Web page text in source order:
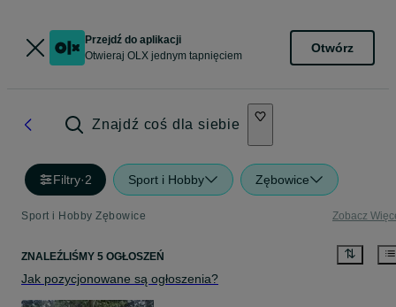
Przejdź do aplikacji
Otwieraj OLX jednym tapnięciem
Otwórz
Znajdź coś dla siebie
Filtry·2 Sport i Hobby Zębowice
Sport i Hobby Zębowice Zobacz
ZNALEŹLIŚMY 5 OGŁOSZEŃ
Jak pozycjonowane są ogłoszenia?